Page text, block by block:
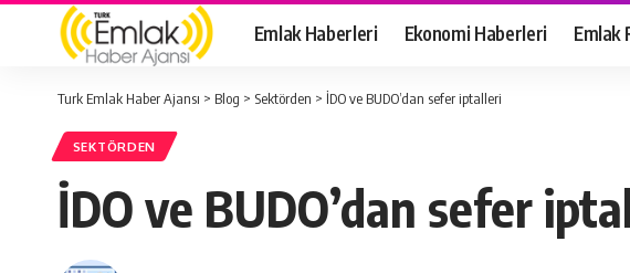
Emlak Haberleri Ekonomi Haberleri Emlak
Turk Emlak Haber Ajansı > Blog > Sektörden > İDO ve BUDO’dan sefer iptalleri
SEKTÖRDEN
İDO ve BUDO’dan sefer